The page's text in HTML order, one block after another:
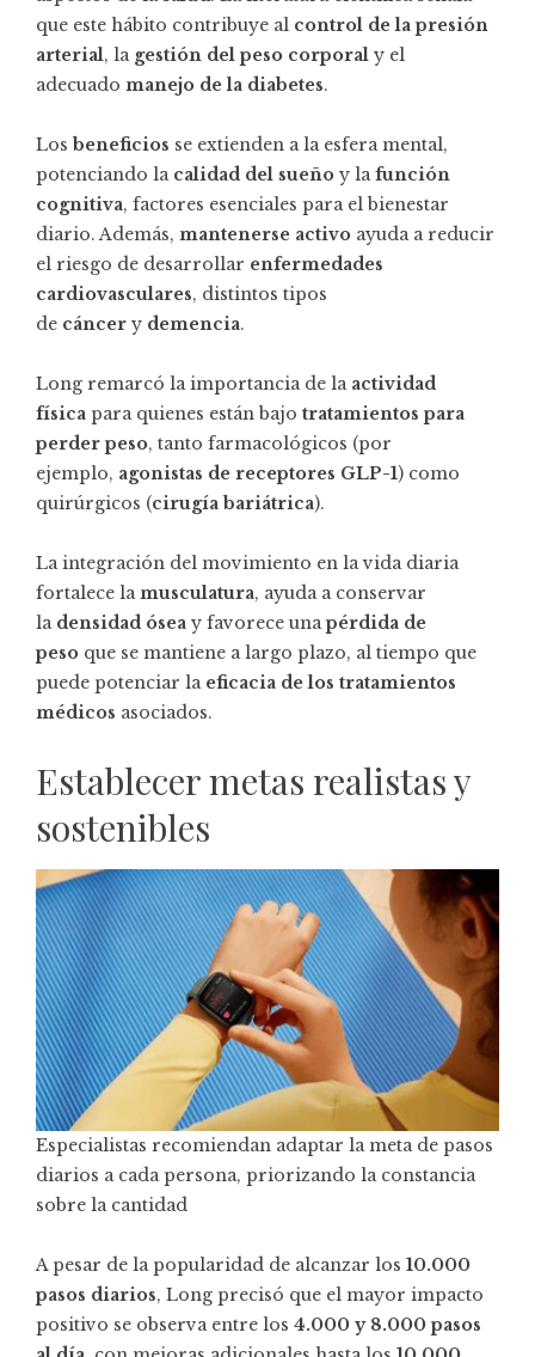
que este hábito contribuye al control de la presión
arterial, la gestión del peso corporal y el
adecuado manejo de la diabetes.
Los beneficios se extienden a la esfera mental,
potenciando la calidad del sueño y lafunción
cognitiva, factores esenciales para el bienestar
diario. Además, mantenerse activo ayuda a reducir
el riesgo de desarrollar enfermedades
cardiovasculares, distintos tipos
de cáncer y demencia.
Long remarcó la importancia de la actividad
física para quienes están bajo tratamientos para
perder peso, tanto farmacológicos (por
ejemplo, agonistas de receptores GLP-1) como
quirúrgicos (cirugía bariátrica).
La integración del movimiento en la vida diaria
fortalece lamusculatura, ayuda a conservar
la densidad ósea y favorece unapérdida de
peso que se mantiene a largo plazo, al tiempo que
puede potenciar la eficacia de los tratamientos
médicos asociados.
Establecer metas realistas y
sostenibles
Especialistas recomiendan adaptar la meta de pasos
diarios a cada persona, priorizando la constancia
sobre la cantidad
A pesar de la popularidad de alcanzar los 10.000
pasos diarios, Long precisó que el mayor impacto
positivo se observa entre los 4.000 y 8.000 pasos